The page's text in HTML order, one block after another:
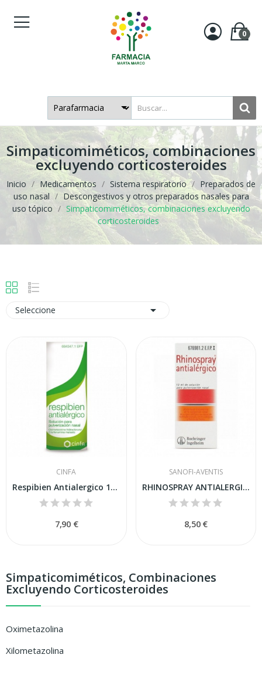
0
Simpaticomiméticos, combinaciones
excluyendo corticosteroides
Inicio Medicamentos Sistema respiratorio
Preparados de
uso nasal
Descongestivos y otros preparados nasales para
uso tópico
Simpaticomiméticos, combinaciones excluyendo
corticosteroides
Simpaticomiméticos, Combinaciones
Excluyendo Corticosteroides
Oximetazolina
Xilometazolina
Seleccione 
CINFA
Respibien Antialergico 15 Ml
7,90 €
SANOFI-AVENTIS
RHINOSPRAY ANTIALERGICO, 1 envase pulverizador...
8,50 €